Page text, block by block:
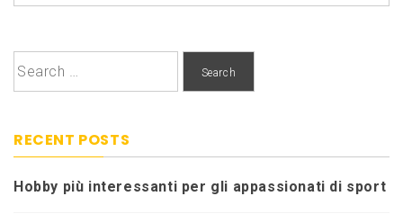
Search
RECENT POSTS
Hobby più interessanti per gli appassionati di sport